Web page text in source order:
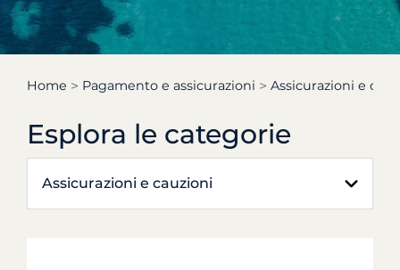
Home Pagamento e assicurazioni Assicurazioni e
Esplora le categorie
Assicurazioni e cauzioni